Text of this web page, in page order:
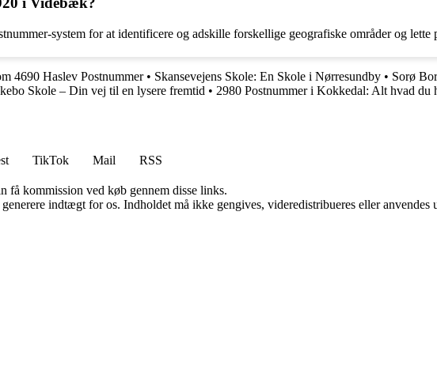
system for at identificere og adskille forskellige geografiske områder og lette
4690 Haslev Postnummer• Skansevejens Skole: En Skole i Nørresundby • Sorø
Skole – Din vej til en lysere fremtid • 2980 Postnummer i Kokkedal: Alt hvad du
TikTok Mail
RSS
få kommission ved køb gennem disse links.
indtægt for os. Indholdet må ikke gengives, videredistribueres eller anvendes